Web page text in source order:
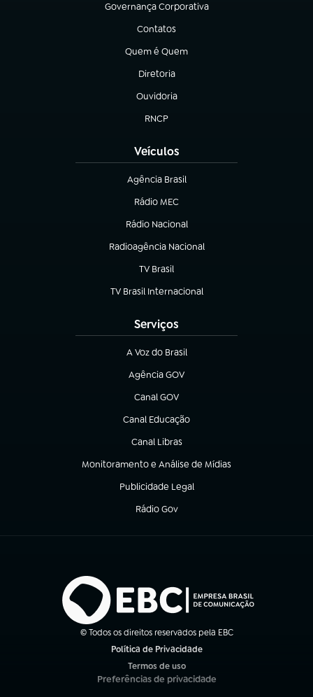
Governança Corporativa
(abre em nova aba)
Contatos
(abre em nova aba)
Quem é Quem
(abre em nova aba)
Diretoria
(abre em nova aba)
Ouvidoria
(abre em nova aba)
RNCP
(abre em nova aba)
Veículos
Agência Brasil
(abre em nova aba)
Rádio MEC
(abre em nova aba)
Rádio Nacional
Radioagência Nacional
(abre em nova aba)
TV Brasil
(abre em nova aba)
TV Brasil Internacional
(abre em nova aba)
Serviços
A Voz do Brasil
(abre em nova aba)
Agência GOV
(abre em nova aba)
Canal GOV
(abre em nova aba)
Canal Educação
(abre em nova aba)
Canal Libras
(abre em nova aba)
Monitoramento e Análise de Mídias
(abre em nova aba)
Publicidade Legal
(abre em nova aba)
Rádio Gov
(abre em nova aba)
© Todos os direitos reservados pela EBC
Política de Privacidade
Termos de uso
(abre em nova aba)
Preferências de privacidade